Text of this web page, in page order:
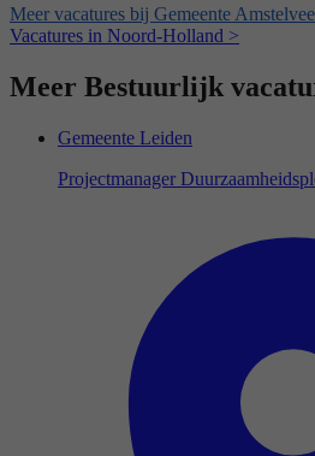
Meer vacatures bij Gemeente
Vacatures in Noord-Holland >
Meer Bestuurlijk
Gemeente Leiden
Projectmanager